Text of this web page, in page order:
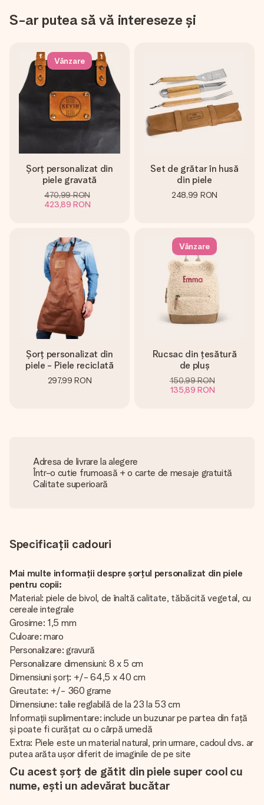
S-ar putea să vă intereseze și
Vânzare
Șorț personalizat din
piele gravată
470,99 RON
423,89 RON
Set de grătar în husă
din piele
248,99 RON
Șorț personalizat din
piele - Piele reciclată
297,99 RON
Vânzare
Rucsac din țesătură
de pluș
150,99 RON
135,89 RON
Adresa de livrare la alegere
Într-o cutie frumoasă + o carte de mesaje gratuită
Calitate superioară
Specificații cadouri
Mai multe informații despre șorțul personalizat din piele
pentru copii:
Material: piele de bivol, de înaltă calitate, tăbăcită vegetal, cu
cereale integrale
Grosime: 1,5 mm
Culoare: maro
Personalizare: gravură
Personalizare dimensiuni: 8 x 5 cm
Dimensiuni șorț: +/- 64,5 x 40 cm
Greutate: +/- 360 grame
Dimensiune: talie reglabilă de la 23 la 53 cm
Informații suplimentare: include un buzunar pe partea din față
și poate fi curățat cu o cârpă umedă
Extra: Piele este un material natural, prin urmare, cadoul dvs. ar
putea arăta ușor diferit de imaginile de pe site
Cu acest șorț de gătit din piele super cool cu
nume, ești un adevărat bucătar